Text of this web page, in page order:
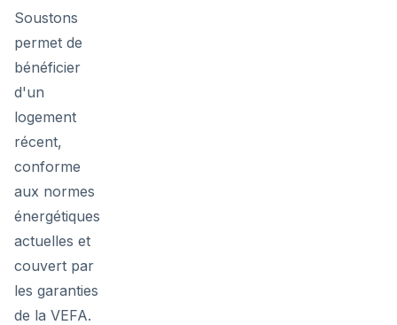
Soustons
permet de
bénéficier
d'un
logement
récent,
conforme
aux normes
énergétiques
actuelles et
couvert par
les garanties
de la VEFA.